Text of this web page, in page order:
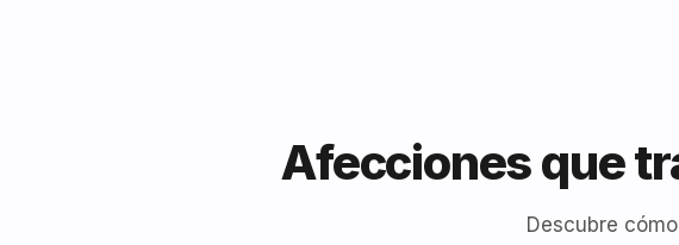
Afecciones que
Descubre